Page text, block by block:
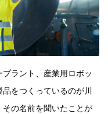
ラント、産業用ロボッ
をつくっているのが川
の名前を聞いたことが